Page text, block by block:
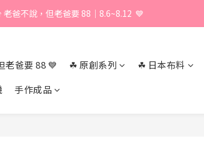
\ 加入會員享獨家折扣 /
老爸不說，但老爸要 88｜8.6~8.12  💙
老爸要 88 💙 ☘︎ 原創系列
☘︎ 日本布料
手作成品